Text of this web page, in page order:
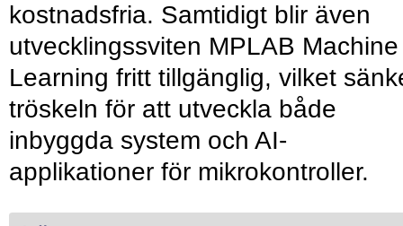
kostnadsfria. Samtidigt blir även
utvecklingssviten MPLAB Machine
Learning fritt tillgänglig, vilket
tröskeln för att utveckla både
inbyggda system och AI-
applikationer för mikrokontroller.